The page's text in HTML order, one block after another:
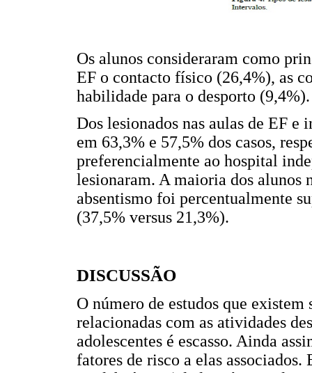
Os alunos consideraram como
EF o contacto físico (26,4%), as
habilidade para o desporto (9,4%).
Dos lesionados nas aulas de EF e
em 63,3% e 57,5% dos casos,
preferencialmente ao hospital
lesionaram. A maioria dos alunos
absentismo foi percentualmente
(37,5% versus 21,3%).
DISCUSSÃO
O número de estudos que
relacionadas com as atividades
adolescentes é escasso. Ainda
fatores de risco a elas